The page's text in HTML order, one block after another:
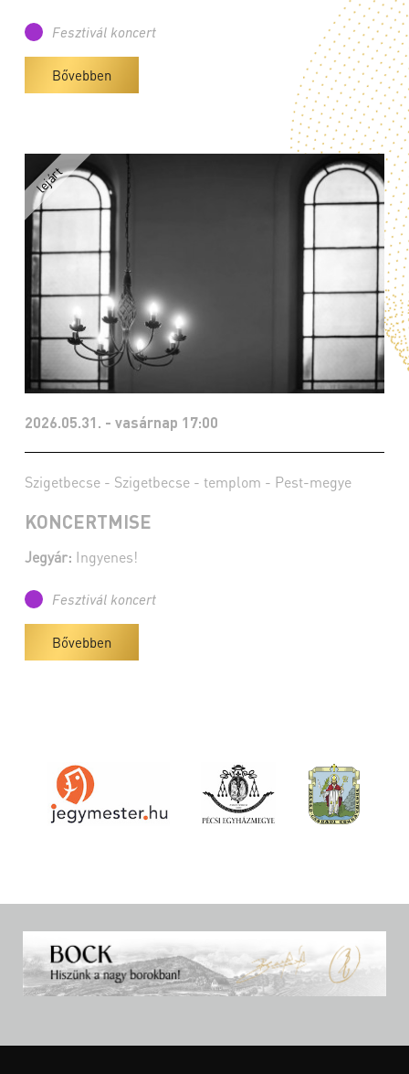
Fesztivál koncert
Bővebben
2026.05.31. - vasárnap 17:00
Szigetbecse - Szigetbecse - templom - Pest-megye
KONCERTMISE
Jegyár: Ingyenes!
Fesztivál koncert
Bővebben